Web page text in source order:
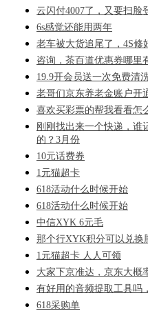
云闪付4007了，又要扫脸
6s感觉还能用两年
老车被大货追尾了，4S修
咨询，茶百道优惠券哪里
19.9开会员送一次免费清
老哥们京东养老金账户开
喜欢买彩票的帮我看看怎
刚刚找出来一个快递，谁
的？3月份
10元话费券
1元猫超卡
618活动什么时候开始
618活动什么时候开始
中信XYK 6元毛
那个行XYK积分可以兑换
1元猫超卡 人人可领
大家下京准达，京东大概
有好用的音频提取工具吗
618采购单